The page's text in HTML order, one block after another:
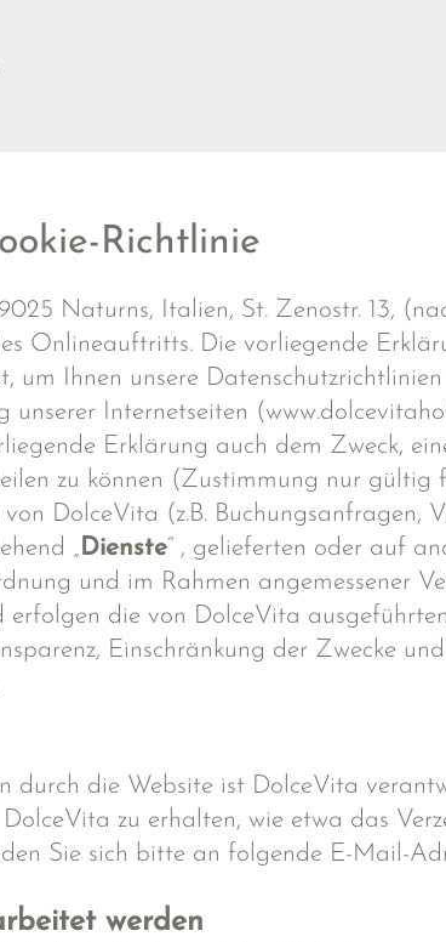
Richtlinie
Naturns, Italien, St. Zenostr. 13,
Onlineauftritts. Die vorliegende
um Ihnen unsere
Internetseiten
Erklärung auch dem Zweck,
zu können (Zustimmung nur gültig
DolceVita (z.B. Buchungsanfragen,
„ Dienste“ , gelieferten oder auf
und im Rahmen angemessener
erfolgen die von DolceVita
Einschränkung der Zwecke
durch die Website ist DolceVita
zu erhalten, wie etwa das
Sie sich bitte an folgende E-Mail-
werden